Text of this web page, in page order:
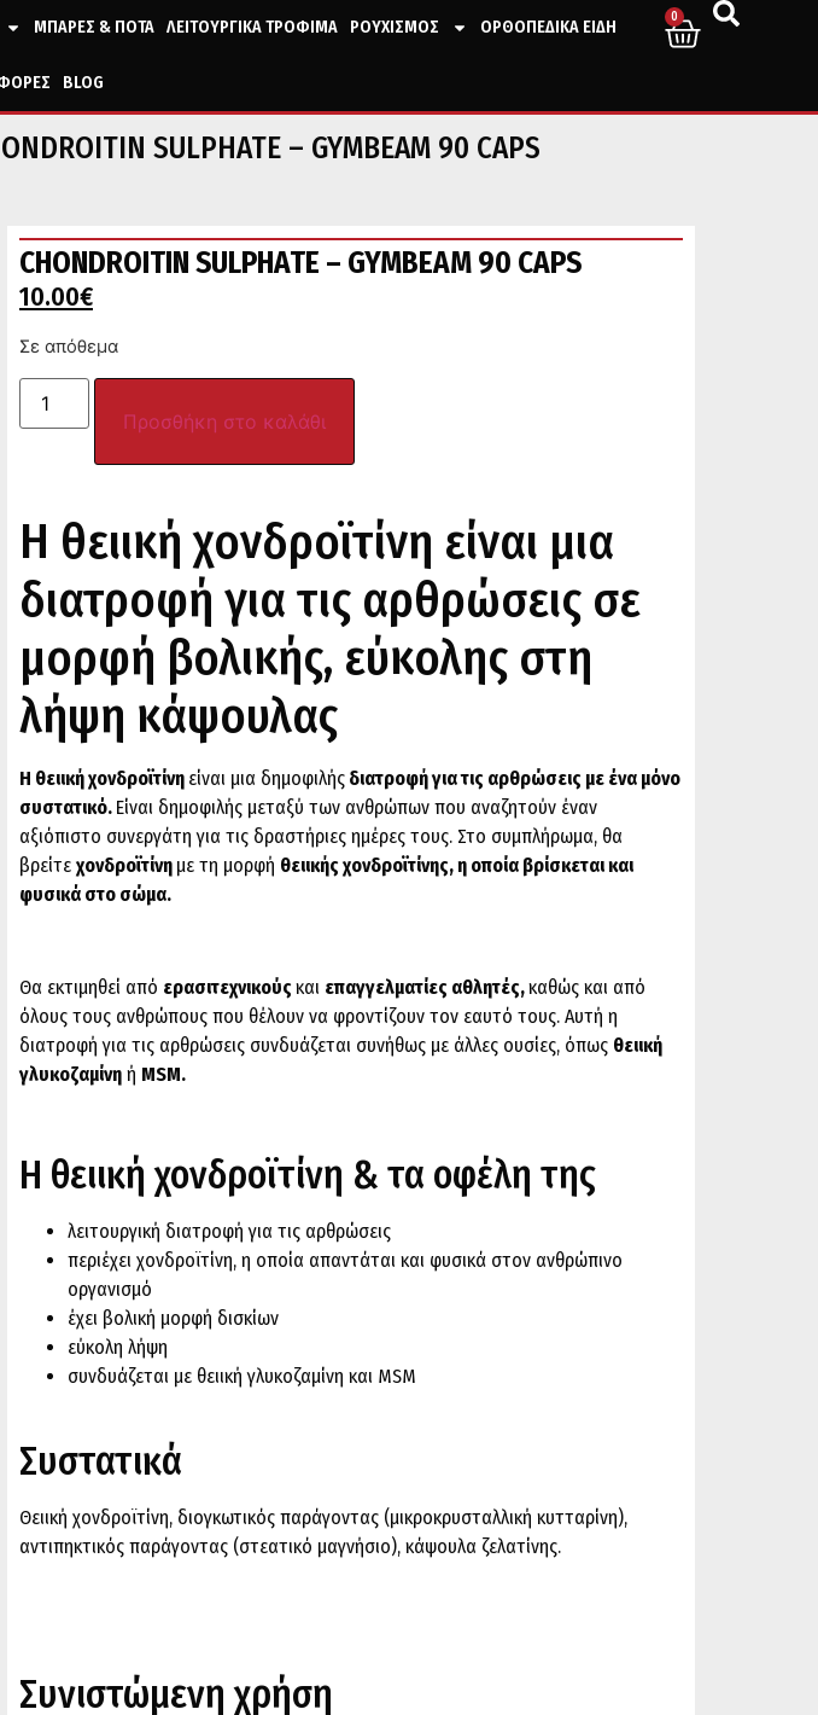
ΜΠΑΡΕΣ & ΠΟΤΑ ΛΕΙΤΟΥΡΓΙΚΑ ΤΡΟΦΙΜΑ ΡΟΥΧΙΣΜΟΣ ΟΡΘΟΠΕΔΙΚΑ ΕΙΔΗ
BLOG
0
SULPHATE – GYMBEAM 90 CAPS
CHONDROITIN SULPHATE – GYMBEAM 90 CAPS
10.00€
Σε απόθεμα
Προσθήκη στο καλάθι
Η θειική χονδροϊτίνη είναι μια
διατροφή για τις αρθρώσεις σε
μορφή βολικής, εύκολης στη
λήψη κάψουλας
Η θειική χονδροϊτίνη είναι μια δημοφιλής διατροφή για τις αρθρώσεις με ένα μόνο
συστατικό. Είναι δημοφιλής μεταξύ των ανθρώπων που αναζητούν έναν
αξιόπιστο συνεργάτη για τις δραστήριες ημέρες τους. Στο συμπλήρωμα, θα
βρείτε χονδροϊτίνη με τη μορφή θειικής χονδροϊτίνης, η οποία βρίσκεται και
φυσικά στο σώμα.
Θα εκτιμηθεί από ερασιτεχνικούςκαι επαγγελματίες αθλητές,καθώς και από
όλους τους ανθρώπους που θέλουν να φροντίζουν τον εαυτό τους. Αυτή η
διατροφή για τις αρθρώσεις συνδυάζεται συνήθως με άλλες ουσίες, όπως θειική
γλυκοζαμίνη ή MSM.
Η θειική χονδροϊτίνη & τα οφέλη της
λειτουργική διατροφή για τις αρθρώσεις
περιέχει χονδροϊτίνη, η οποία απαντάται και φυσικά στον ανθρώπινο
οργανισμό
έχει βολική μορφή δισκίων
εύκολη λήψη
συνδυάζεται με θειική γλυκοζαμίνη και MSM
Συστατικά
Θειική χονδροϊτίνη, διογκωτικός παράγοντας (μικροκρυσταλλική κυτταρίνη),
αντιπηκτικός παράγοντας (στεατικό μαγνήσιο), κάψουλα ζελατίνης.
Συνιστώμενη χρήση